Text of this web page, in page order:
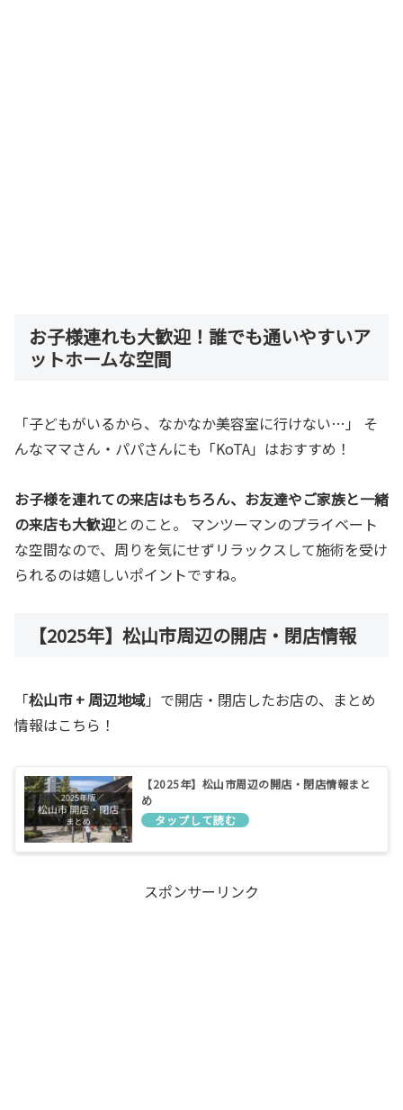
お子様連れも大歓迎！誰でも通いやすいア
ットホームな空間
「子どもがいるから、なかなか美容室に行けない…」 そ
んなママさん・パパさんにも「KoTA」はおすすめ！
お子様を連れての来店はもちろん、お友達やご家族と一緒
の来店も大歓迎とのこと。 マンツーマンのプライベート
な空間なので、周りを気にせずリラックスして施術を受け
られるのは嬉しいポイントですね。
【2025年】松山市周辺の開店・閉店情報
「松山市 + 周辺地域」で開店・閉店したお店の、まとめ
情報はこちら！
【2025年】松山市周辺の開店・閉店情報まと
め
スポンサーリンク